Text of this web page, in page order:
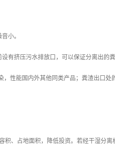
小。
有挤压污水排放口，可以保证分离出的
性能国内外其他同类产品；粪渣出口处
积、占地面积，降低投资。若经干湿分离